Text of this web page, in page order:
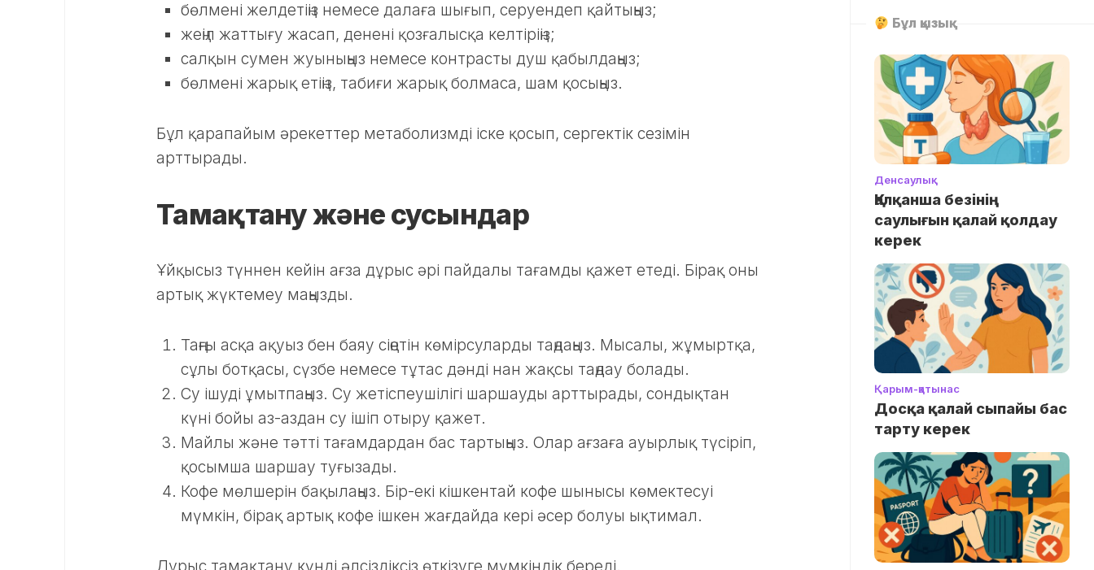
бөлмені желдетіңіз немесе далаға шығып, серуендеп қайтыңыз;
жеңіл жаттығу жасап, денені қозғалысқа келтіріңіз;
салқын сумен жуыныңыз немесе контрасты душ қабылдаңыз;
бөлмені жарық етіңіз, табиғи жарық болмаса, шам қосыңыз.
Бұл қарапайым әрекеттер метаболизмді іске қосып, сергектік сезімін
арттырады.
Тамақтану және сусындар
Ұйқысыз түннен кейін ағза дұрыс әрі пайдалы тағамды қажет етеді. Бірақ оны
артық жүктемеу маңызды.
Таңғы асқа ақуыз бен баяу сіңетін көмірсуларды таңдаңыз. Мысалы, жұмыртқа,
сұлы ботқасы, сүзбе немесе тұтас дәнді нан жақсы таңдау болады.
Су ішуді ұмытпаңыз. Су жетіспеушілігі шаршауды арттырады, сондықтан
күні бойы аз-аздан су ішіп отыру қажет.
Майлы және тәтті тағамдардан бас тартыңыз. Олар ағзаға ауырлық түсіріп,
қосымша шаршау туғызады.
Кофе мөлшерін бақылаңыз. Бір-екі кішкентай кофе шынысы көмектесуі
мүмкін, бірақ артық кофе ішкен жағдайда кері әсер болуы ықтимал.
Бұл қызық
Денсаулық
Қалқанша безінің
саулығын қалай қолдау
керек
Қарым-қатынас
Досқа қалай сыпайы бас
тарту керек